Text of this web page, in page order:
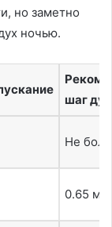
но заметно
ночью.
шаг дуг
Не
0.65 м